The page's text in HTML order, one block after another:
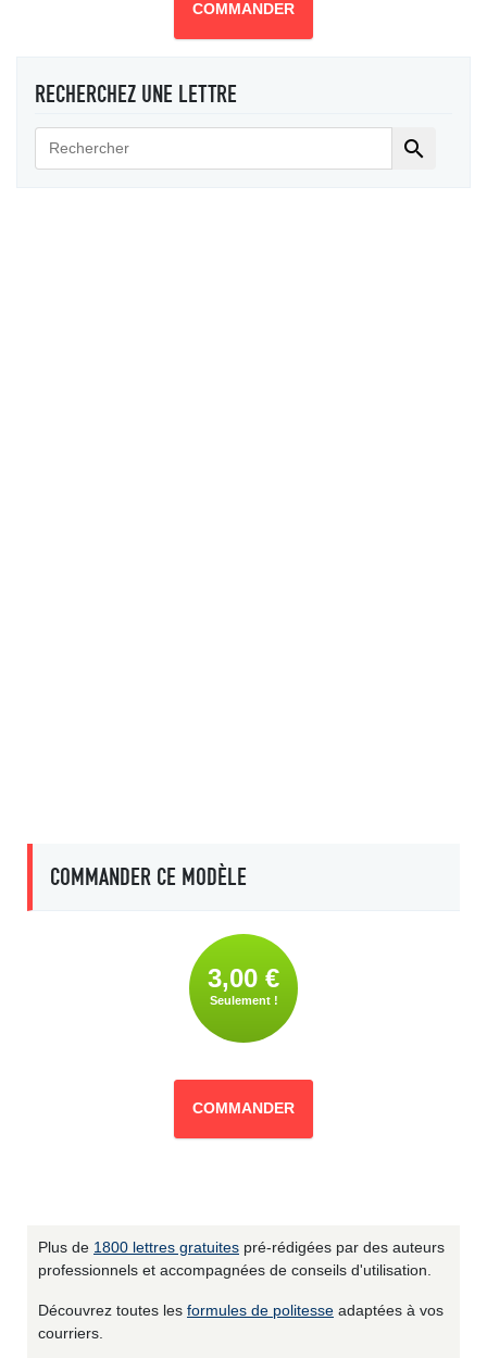
COMMANDER
RECHERCHEZ UNE LETTRE

COMMANDER CE MODÈLE
3,00 €
Seulement !
COMMANDER
Plus de 1800 lettres gratuites pré-rédigées par des auteurs
professionnels et accompagnées de conseils d'utilisation.
Découvrez toutes les formules de politesse adaptées à vos
courriers.